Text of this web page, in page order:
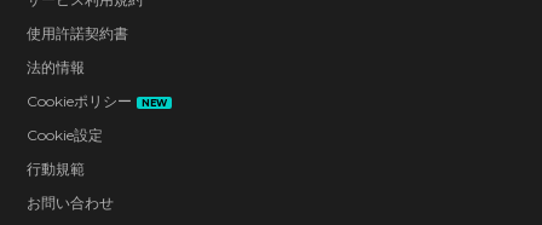
使用許諾契約書
法的情報
Cookieポリシー
NEW
Cookie設定
行動規範
お問い合わせ